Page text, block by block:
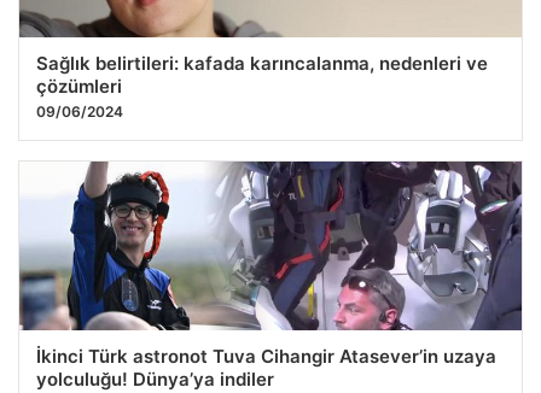
Sağlık belirtileri: kafada karıncalanma, nedenleri ve
çözümleri
09/06/2024
İkinci Türk astronot Tuva Cihangir Atasever’in uzaya
yolculuğu! Dünya’ya indiler